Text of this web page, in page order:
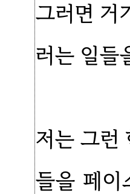
그러면 거
러는 일들
저는 그런
들을 페이